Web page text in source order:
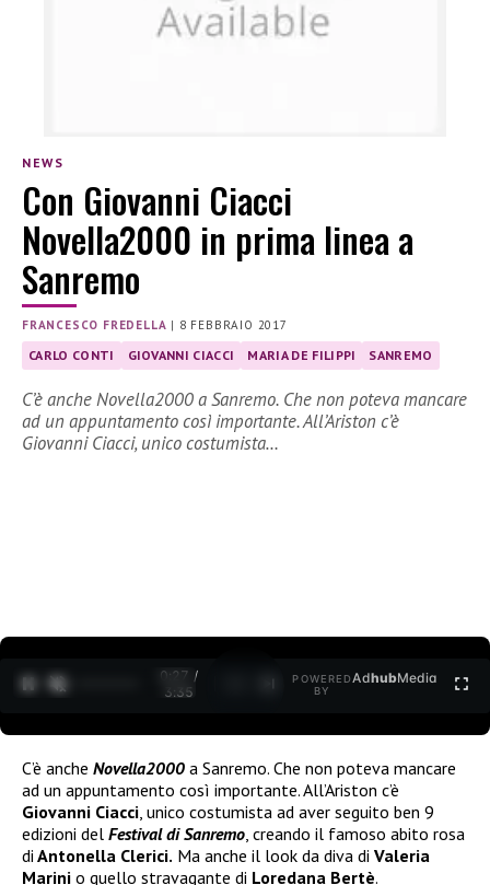
NEWS
Con Giovanni Ciacci
Novella2000 in prima linea a
Sanremo
FRANCESCO FREDELLA | 8 FEBBRAIO 2017
CARLO CONTI GIOVANNI CIACCI MARIA DE FILIPPI SANREMO
C’è anche Novella2000 a Sanremo. Che non poteva mancare
ad un appuntamento così importante. All’Ariston c’è
Giovanni Ciacci, unico costumista…
0:27 /
3:35
POWERED
BY
AdhubMedia
C’è anche Novella2000 a Sanremo. Che non poteva mancare
ad un appuntamento così importante. All’Ariston c’è
Giovanni Ciacci , unico costumista ad aver seguito ben 9
edizioni del Festival di Sanremo , creando il famoso abito rosa
di Antonella Clerici. Ma anche il look da diva di Valeria
Marini o quello stravagante di Loredana Bertè.